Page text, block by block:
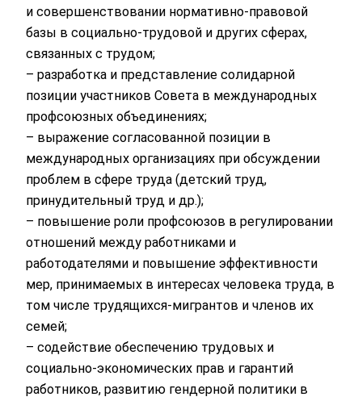
и совершенствовании нормативно-правовой
базы в социально-трудовой и других сферах,
связанных с трудом;
– разработка и представление солидарной
позиции участников Совета в международных
профсоюзных объединениях;
– выражение согласованной позиции в
международных организациях при обсуждении
проблем в сфере труда (детский труд,
принудительный труд и др.);
– повышение роли профсоюзов в регулировании
отношений между работниками и
работодателями и повышение эффективности
мер, принимаемых в интересах человека труда, в
том числе трудящихся-мигрантов и членов их
семей;
– содействие обеспечению трудовых и
социально-экономических прав и гарантий
работников, развитию гендерной политики в